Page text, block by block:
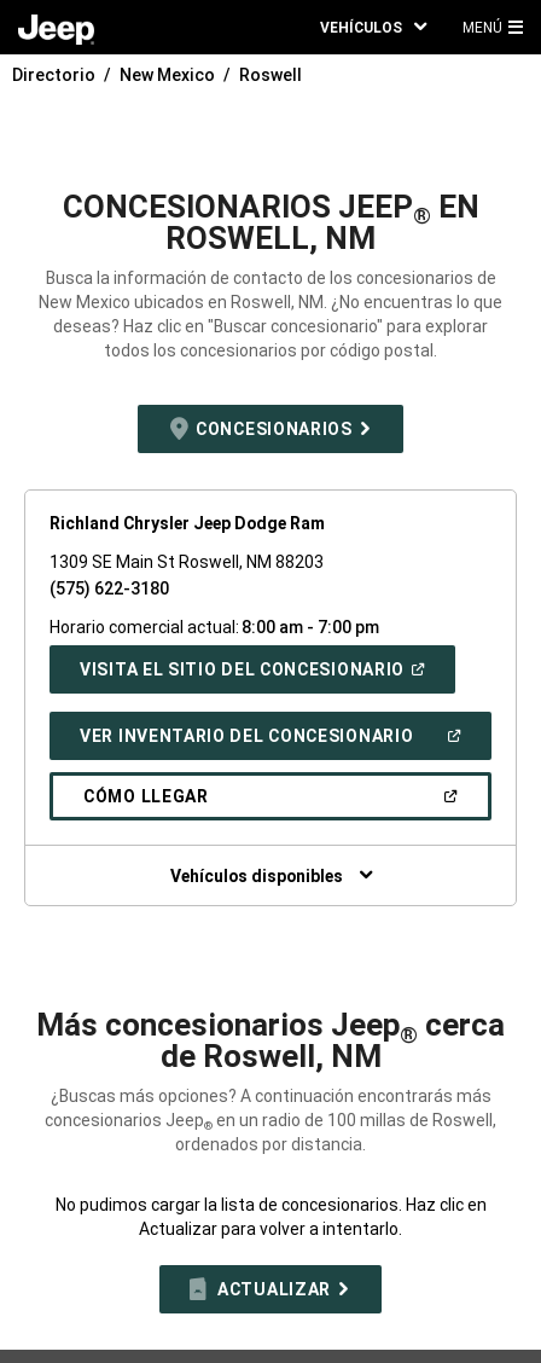
VEHÍCULOS MENÚ
Directorio New Mexico Roswell
CONCESIONARIOS JEEP® EN
ROSWELL, NM
Busca la información de contacto de los concesionarios de
New Mexico ubicados en Roswell, NM. ¿No encuentras lo que
deseas? Haz clic en "Buscar concesionario" para explorar
todos los concesionarios por código postal.
CONCESIONARIOS
Richland Chrysler Jeep Dodge Ram
1309 SE Main St Roswell, NM 88203
(575) 622-3180
Horario comercial actual: 8:00 am - 7:00 pm
VISITA EL SITIO DEL CONCESIONARIO (ABRIR
NUEVA)
VER INVENTARIO DEL CONCESIONARIO (ABRIR
UNA
VENTANA
NUEVA)
CÓMO LLEGAR
VENTANA
Vehículos disponibles
Más concesionarios Jeep® cerca
de Roswell, NM
¿Buscas más opciones? A continuación encontrarás más
concesionarios Jeep® en un radio de 100 millas de Roswell,
ordenados por distancia.
No pudimos cargar la lista de concesionarios. Haz clic en
Actualizar para volver a intentarlo.
ACTUALIZAR